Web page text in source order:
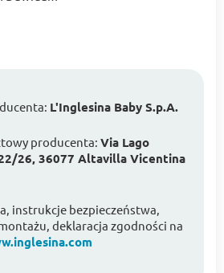
L'Inglesina Baby S.p.A.
producenta: Via Lago
26, 36077 Altavilla Vicentina
instrukcje bezpieczeństwa,
deklaracja zgodności na